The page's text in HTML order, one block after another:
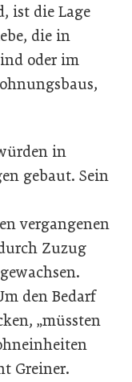
ist die Lage
die in
oder im
in
gebaut. Sein
vergangenen
Zuzug
den Bedarf
„müssten
Greiner.